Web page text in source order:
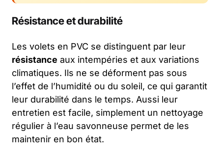
Résistance et durabilité
Les volets en PVC se distinguent par leur
résistance aux intempéries et aux variations
climatiques. Ils ne se déforment pas sous
l’effet de l’humidité ou du soleil, ce qui garantit
leur durabilité dans le temps. Aussi leur
entretien est facile, simplement un nettoyage
régulier à l’eau savonneuse permet de les
maintenir en bon état.